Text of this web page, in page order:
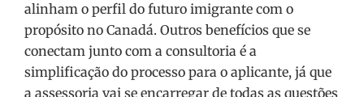
alinham o perfil do futuro imigrante com o
propósito no Canadá. Outros benefícios que se
conectam junto com a consultoria é a
simplificação do processo para o aplicante, já que
a assessoria vai se encarregar de todas as questões